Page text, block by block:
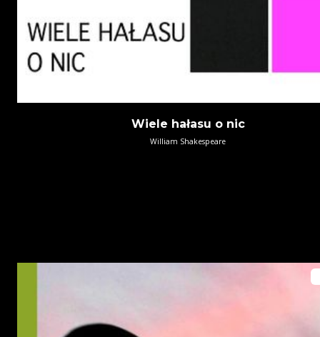
Wiele hałasu o nic
William Shakespeare